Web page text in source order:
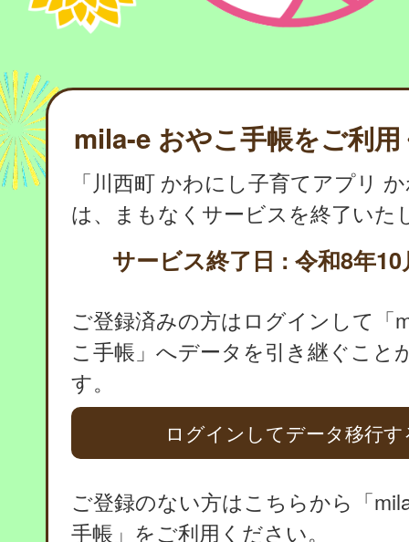
mila-e おやこ手帳をご利
「川西町 かわにし子育てアプリ
は、まもなくサービスを終了いた
サービス終了日 : 令和8年10
ご登録済みの方はログインして「
こ手帳」へデータを引き継ぐこと
す。
ログインしてデータ移行す
ご登録のない方はこちらから「
手帳」をご利用ください。